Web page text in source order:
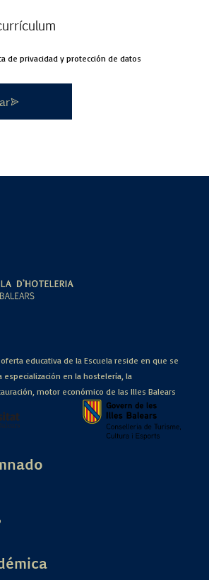
de privacidad y protección de datos
educativa de la Escuela reside en que se
en la hostelería, la
motor económico de las Illes Balears